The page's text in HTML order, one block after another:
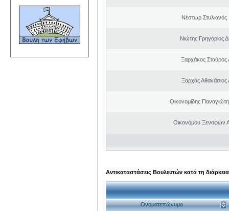
Νέστωρ Στυλιανός
Νιώτης Γρηγόριος
Ξαρχάκος Σταύρος
Ξαρχάς Αθανάσιος
Οικονομίδης
Οικονόμου Ξενοφών
Αντικαταστάσεις Βουλευτών κατά τη
Ονοματεπώνυμο